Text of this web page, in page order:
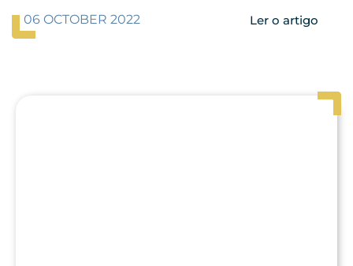
06 OCTOBER 2022 Ler o artigo